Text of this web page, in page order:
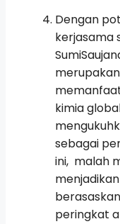
Dengan
kerjasama
kimia
sebagai
ini, malah
peringkat